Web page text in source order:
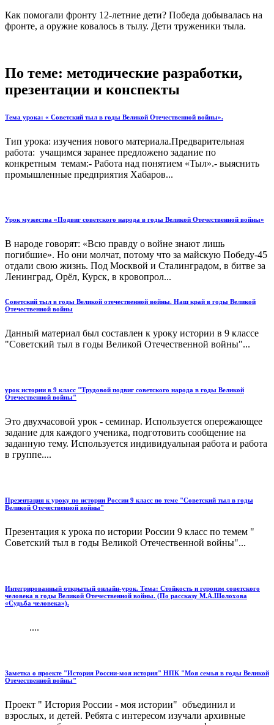
Как помогали фронту 12-летние дети? Победа добывалась на
фронте, а оружие ковалось в тылу. Дети труженики тыла.
По теме: методические разработки,
презентации и конспекты
Тема урока: « Советский тыл в годы Великой Отечественной войны».
Тип урока: изучения нового материала.Предварительная
работа: учащимся заранее предложено задание по
конкретным темам:- Работа над понятием «Тыл».- выяснить
промышленные предприятия Хабаров...
Урок мужества «Подвиг советского народа в годы Великой Отечественной войны»
В народе говорят: «Всю правду о войне знают лишь
погибшие». Но они молчат, потому что за майскую Победу-45
отдали свою жизнь. Под Москвой и Сталинградом, в битве за
Ленинград, Орёл, Курск, в кровопрол...
Советский тыл в годы Великой отечественной войны. Наш край в годы Великой
Отечественной войны
Данный материал был составлен к уроку истории в 9 классе
"Советский тыл в годы Великой Отечественной войны"...
урок истории в 9 класс "Трудовой подвиг советского народа в годы Великой
Отечественной войны"
Это двухчасовой урок - семинар. Используется опережающее
задание для каждого ученика, подготовить сообщение на
заданную тему. Используется индивидуальная работа и работа
в группе....
Презентация к уроку по истории России 9 класс по теме "Советский тыл в годы
Великой Отечественной войны"
Презентация к урока по истории России 9 класс по темем "
Советский тыл в годы Великой Отечественной войны"...
Интегрированный открытый онлайн-урок. Тема: Стойкость и героизм советского
человека в годы Великой Отечественной войны. (По рассказу М.А.Шолохова
«Судьба человека»).
....
Заметка о проекте "История России-моя история" НПК "Моя семья в годы Великой
Отечественной войны"
Проект " История России - моя истории" объединил и
взрослых, и детей. Ребята с интересом изучали архивные